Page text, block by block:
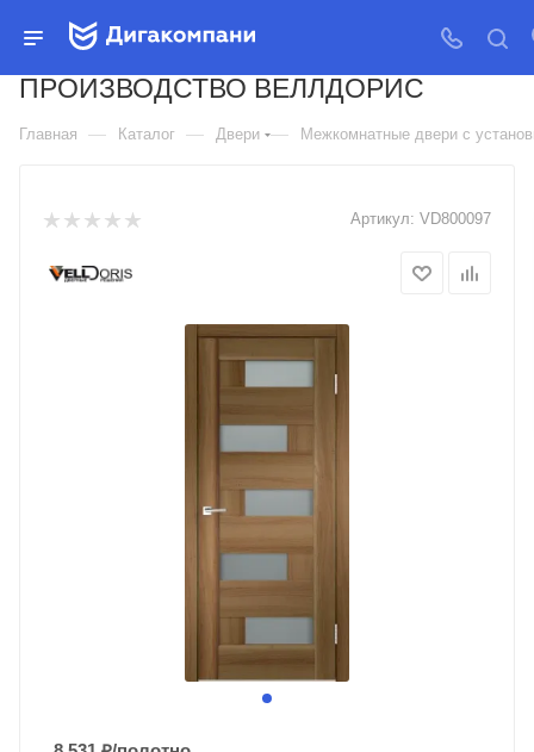
ДВЕРЬ МЕЖКОМНАТНАЯ
КОЛЛЕКЦИЯ PREMIER 5
ПРОИЗВОДСТВО ВЕЛЛДОРИС
Главная — Каталог — Двери — Межкомнатные двери с
Артикул: VD800097